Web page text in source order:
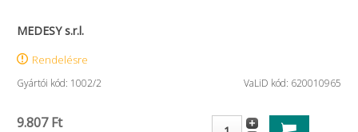
MEDESY s.r.l.
Rendelésre
Gyártói kód: 1002/2 VaLiD kód: 620010965
9.807 Ft